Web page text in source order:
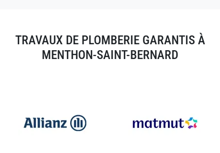
TRAVAUX DE PLOMBERIE GARANTIS À
MENTHON-SAINT-BERNARD